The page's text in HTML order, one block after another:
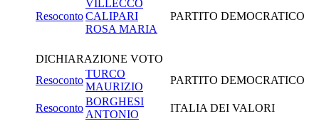
Resoconto
VILLECCO
CALIPARI
ROSA MARIA
PARTITO DEMOCRATICO
DICHIARAZIONE VOTO
Resoconto
TURCO
MAURIZIO
PARTITO DEMOCRATICO
Resoconto
BORGHESI
ANTONIO
ITALIA DEI VALORI